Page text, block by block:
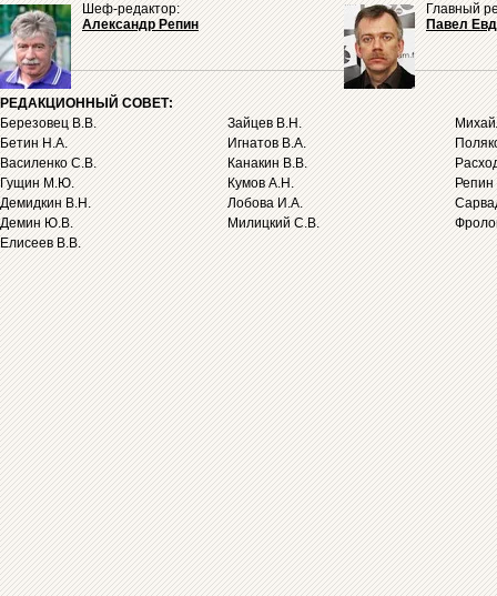
Шеф-редактор:
Александр Репин
Главный
Павел
РЕДАКЦИОННЫЙ СОВЕТ:
Березовец В.В.
Бетин Н.А.
Василенко С.В.
Гущин М.Ю.
Демидкин В.Н.
Демин Ю.В.
Елисеев В.В.
Зайцев В.Н.
Игнатов В.А.
Канакин В.В.
Кумов А.Н.
Лобова И.А.
Милицкий С.В.
Репин